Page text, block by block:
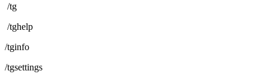
/tg
/tghelp
/tginfo
/tgsettings